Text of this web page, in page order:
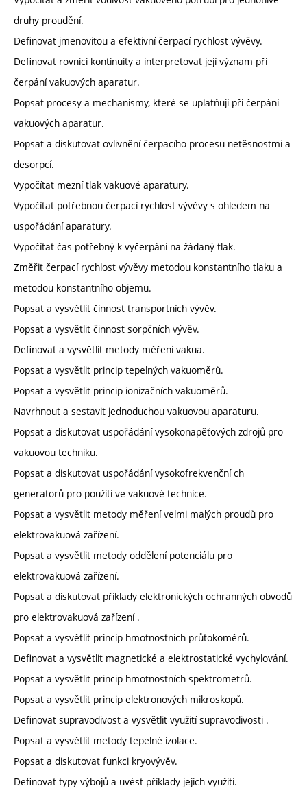
druhy proudění.
Definovat jmenovitou a efektivní čerpací rychlost vývěvy.
Definovat rovnici kontinuity a interpretovat její význam při
čerpání vakuových aparatur.
Popsat procesy a mechanismy, které se uplatňují při čerpání
vakuových aparatur.
Popsat a diskutovat ovlivnění čerpacího procesu netěsnostmi a
desorpcí.
Vypočítat mezní tlak vakuové aparatury.
Vypočítat potřebnou čerpací rychlost vývěvy s ohledem na
uspořádání aparatury.
Vypočítat čas potřebný k vyčerpání na žádaný tlak.
Změřit čerpací rychlost vývěvy metodou konstantního tlaku a
metodou konstantního objemu.
Popsat a vysvětlit činnost transportních vývěv.
Popsat a vysvětlit činnost sorpčních vývěv.
Definovat a vysvětlit metody měření vakua.
Popsat a vysvětlit princip tepelných vakuoměrů.
Popsat a vysvětlit princip ionizačních vakuoměrů.
Navrhnout a sestavit jednoduchou vakuovou aparaturu.
Popsat a diskutovat uspořádání vysokonapěťových zdrojů pro
vakuovou techniku.
Popsat a diskutovat uspořádání vysokofrekvenční ch
generatorů pro použití ve vakuové technice.
Popsat a vysvětlit metody měření velmi malých proudů pro
elektrovakuová zařízení.
Popsat a vysvětlit metody oddělení potenciálu pro
elektrovakuová zařízení.
Popsat a diskutovat příklady elektronických ochranných obvodů
pro elektrovakuová zařízení .
Popsat a vysvětlit princip hmotnostních průtokoměrů.
Definovat a vysvětlit magnetické a elektrostatické vychylování.
Popsat a vysvětlit princip hmotnostních spektrometrů.
Popsat a vysvětlit princip elektronových mikroskopů.
Definovat supravodivost a vysvětlit využití supravodivosti .
Popsat a vysvětlit metody tepelné izolace.
Popsat a diskutovat funkci kryovývěv.
Definovat typy výbojů a uvést příklady jejich využití.